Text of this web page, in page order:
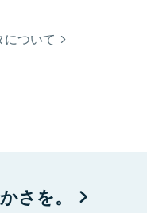
ついて
さを。